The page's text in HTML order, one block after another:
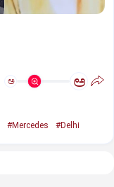
ಅ ಅ
#Mercedes #Delhi